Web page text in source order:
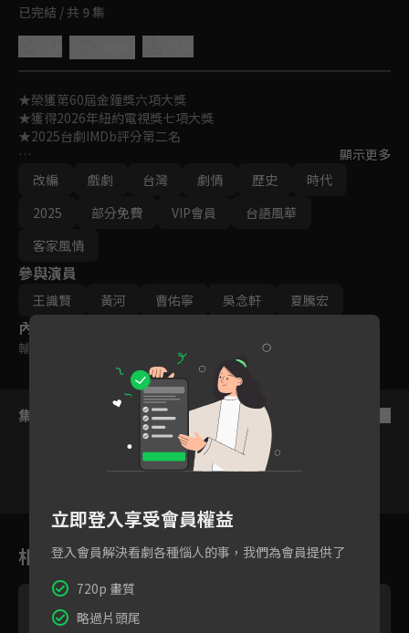
已完結 / 共 9 集
★榮獲第60屆金鐘獎六項大獎
★獲得2026年紐約電視獎七項大獎
★2025台劇IMDb評分第二名
〈星空下閃耀的人性光輝，海浪拍擊的動人故事〉
1950年韓戰爆發，台灣綠島化身火燒島，成為政府思想改造政治
客語日語台語國語備齊，有人因理想入獄、有人受親友牽連，唯一
的共通點，是要在這嚴苛的環境生存下去。這裡物資缺稀、醫療簡
陋，立場不一又管控嚴密，三名頂尖醫師如何在生死關頭以機智搶
命？客庄少年又如何以溫暖的心，維繫眾人意志？傳說火燒島是鬼
門關，黑暗中有去無回，但只要有一點光，就能在黑暗中走得更
遠。
顯示更多
改編
戲劇 台灣 劇情 歷史
時代
2025
部分免費 VIP會員
台語風華
客家風情
參與演員
王識賢 黃河 曹佑寧 吳念軒 夏騰宏
內容標籤
輔導十二歲級
集數列表
2
VIP
3
相關花絮
立即登入享受會員權益
登入會員解決看劇各種惱人的事，我們為會員提供了
720p 畫質
略過片頭尾